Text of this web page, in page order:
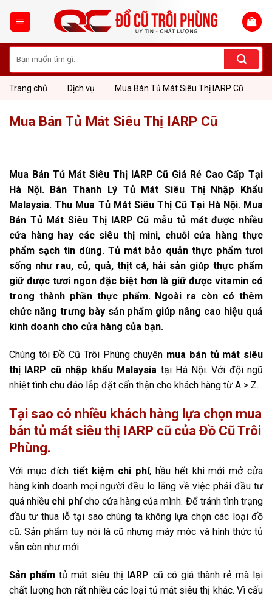
kiếm:
Trang chủ Dịch vụ Mua Bán Tủ Mát Siêu Thị IARP Cũ
Mua Bán Tủ Mát Siêu Thị IARP Cũ
Mua Bán Tủ Mát Siêu Thị IARP Cũ Giá Rẻ Cao Cấp Tại
Hà Nội. Bán Thanh Lý Tủ Mát Siêu Thị Nhập Khẩu
Malaysia. Thu Mua Tủ Mát Siêu Thị Cũ Tại Hà Nội. Mua
Bán Tủ Mát Siêu Thị IARP Cũ mẫu tủ mát được nhiều
cửa hàng hay các siêu thị mini, chuỗi cửa hàng thực
phẩm sạch tin dùng. Tủ mát bảo quản thực phẩm tươi
sống như rau, củ, quả, thịt cá, hải sản giúp thực phẩm
giữ được tươi ngon đặc biệt hơn là giữ được vitamin có
trong thành phần thực phẩm. Ngoài ra còn có thêm
chức năng trưng bày sản phẩm giúp nâng cao hiệu quả
kinh doanh cho cửa hàng của bạn.
Chúng tôi Đồ Cũ Trôi Phùng chuyên mua bán tủ mát siêu
thị IARP cũ nhập khẩu Malaysia tại Hà Nội. Với đội ngũ
nhiệt tình chu đáo lắp đặt cẩn thận cho khách hàng từ A > Z.
Tại sao có nhiều khách hàng lựa chọn mua
bán tủ mát siêu thị IARP cũ của Đồ Cũ Trôi
Phùng.
Với mục đích tiết kiệm chi phí, hầu hết khi mới mở cửa
hàng kinh doanh mọi người đều lo lắng về việc phải đầu tư
quá nhiều chi phícho cửa hàng của mình. Để tránh tình trạng
đầu tư thua lỗ tại sao chúng ta không lựa chọn các loại đồ
cũ. Sản phẩm tuy nói là cũ nhưng máy móc và hình thức tủ
vẫn còn như mới.
Sản phẩm tủ mát siêu thị IARP cũ có giá thành rẻ mà lại
chất lượng hơn rất nhiều các loại tủ mát siêu thị khác. Vì cấu